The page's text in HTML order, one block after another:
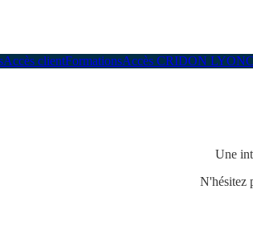
Accès clientFormationsAccès CRIDON LYON
Une
N'hésitez